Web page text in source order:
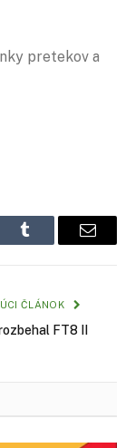
pretekov a
Tumblr Email
ČLÁNOK
FT8 II